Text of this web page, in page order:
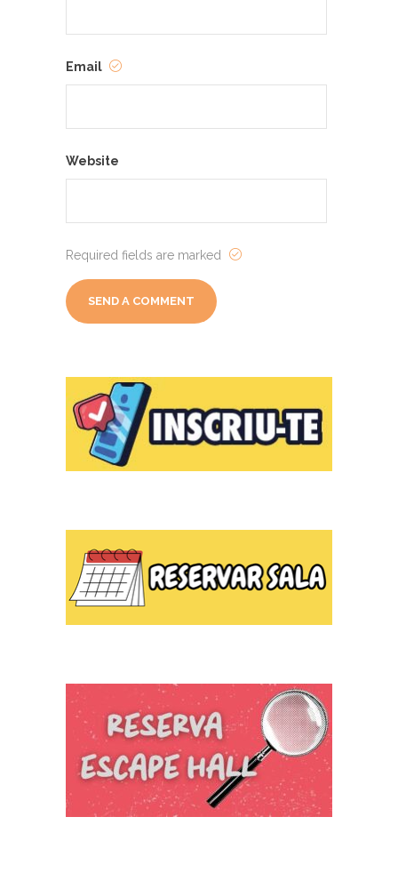
Email
Website
Required fields are marked